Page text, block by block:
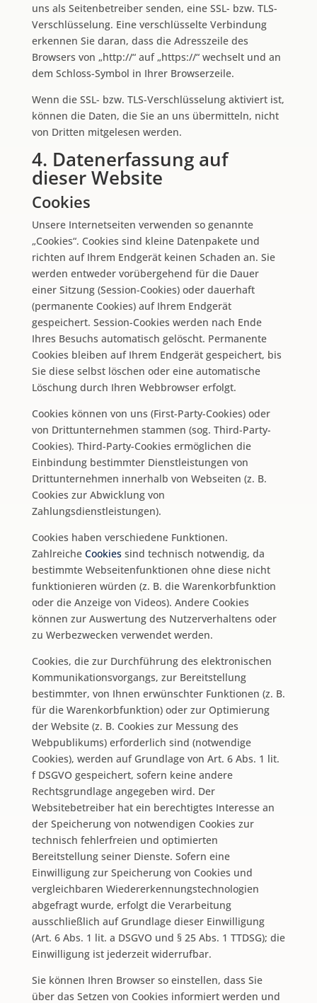
uns als Seitenbetreiber senden, eine SSL- bzw. TLS-
Verschlüsselung. Eine verschlüsselte Verbindung
erkennen Sie daran, dass die Adresszeile des
Browsers von „http://“ auf „https://“ wechselt und an
dem Schloss-Symbol in Ihrer Browserzeile.
Wenn die SSL- bzw. TLS-Verschlüsselung aktiviert ist,
können die Daten, die Sie an uns übermitteln, nicht
von Dritten mitgelesen werden.
4. Datenerfassung auf
dieser Website
Cookies
Unsere Internetseiten verwenden so genannte
„Cookies“. Cookies sind kleine Datenpakete und
richten auf Ihrem Endgerät keinen Schaden an. Sie
werden entweder vorübergehend für die Dauer
einer Sitzung (Session-Cookies) oder dauerhaft
(permanente Cookies) auf Ihrem Endgerät
gespeichert. Session-Cookies werden nach Ende
Ihres Besuchs automatisch gelöscht. Permanente
Cookies bleiben auf Ihrem Endgerät gespeichert, bis
Sie diese selbst löschen oder eine automatische
Löschung durch Ihren Webbrowser erfolgt.
Cookies können von uns (First-Party-Cookies) oder
von Drittunternehmen stammen (sog. Third-Party-
Cookies). Third-Party-Cookies ermöglichen die
Einbindung bestimmter Dienstleistungen von
Drittunternehmen innerhalb von Webseiten (z. B.
Cookies zur Abwicklung von
Zahlungsdienstleistungen).
Cookies haben verschiedene Funktionen.
Zahlreiche Cookies sind technisch notwendig, da
bestimmte Webseitenfunktionen ohne diese nicht
funktionieren würden (z. B. die Warenkorbfunktion
oder die Anzeige von Videos). Andere Cookies
können zur Auswertung des Nutzerverhaltens oder
zu Werbezwecken verwendet werden.
Cookies, die zur Durchführung des elektronischen
Kommunikationsvorgangs, zur Bereitstellung
bestimmter, von Ihnen erwünschter Funktionen (z. B.
für die Warenkorbfunktion) oder zur Optimierung
der Website (z. B. Cookies zur Messung des
Webpublikums) erforderlich sind (notwendige
Cookies), werden auf Grundlage von Art. 6 Abs. 1 lit.
f DSGVO gespeichert, sofern keine andere
Rechtsgrundlage angegeben wird. Der
Websitebetreiber hat ein berechtigtes Interesse an
der Speicherung von notwendigen Cookies zur
technisch fehlerfreien und optimierten
Bereitstellung seiner Dienste. Sofern eine
Einwilligung zur Speicherung von Cookies und
vergleichbaren Wiedererkennungstechnologien
abgefragt wurde, erfolgt die Verarbeitung
ausschließlich auf Grundlage dieser Einwilligung
(Art. 6 Abs. 1 lit. a DSGVO und § 25 Abs. 1 TTDSG); die
Einwilligung ist jederzeit widerrufbar.
Sie können Ihren Browser so einstellen, dass Sie
über das Setzen von Cookies informiert werden und